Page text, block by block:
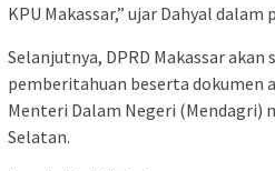
KPU Makassar,” ujar Dahyal dalam
Selanjutnya, DPRD Makassar
pemberitahuan beserta dokumen
Menteri Dalam Negeri (Mendagri)
Selatan.